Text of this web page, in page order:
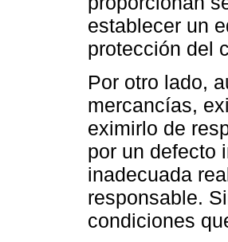
establecer un
protección del
Por otro lado,
mercancías,
eximirlo de
por un defecto
inadecuada
responsable.
condiciones